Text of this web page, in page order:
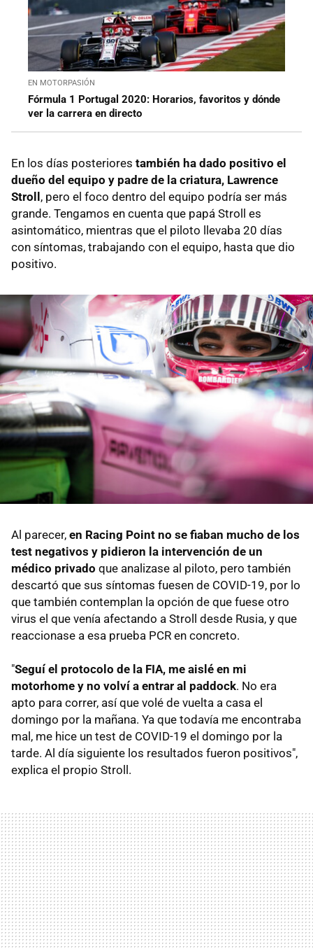
EN MOTORPASIÓN
Fórmula 1 Portugal 2020: Horarios, favoritos y dónde
ver la carrera en directo
En los días posteriores también ha dado positivo el
dueño del equipo y padre de la criatura, Lawrence
Stroll , pero el foco dentro del equipo podría ser más
grande. Tengamos en cuenta que papá Stroll es
asintomático, mientras que el piloto llevaba 20 días
con síntomas, trabajando con el equipo, hasta que dio
positivo.
Al parecer, en Racing Point no se fiaban mucho de los
test negativos y pidieron la intervención de un
médico privado que analizase al piloto, pero también
descartó que sus síntomas fuesen de COVID-19, por lo
que también contemplan la opción de que fuese otro
virus el que venía afectando a Stroll desde Rusia, y que
reaccionase a esa prueba PCR en concreto.
"Seguí el protocolo de la FIA, me aislé en mi
motorhome y no volví a entrar al paddock. No era
apto para correr, así que volé de vuelta a casa el
domingo por la mañana. Ya que todavía me encontraba
mal, me hice un test de COVID-19 el domingo por la
tarde. Al día siguiente los resultados fueron positivos",
explica el propio Stroll.